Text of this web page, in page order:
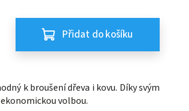
Přidat do košíku
k broušení dřeva i kovu. Díky svým
volbou.